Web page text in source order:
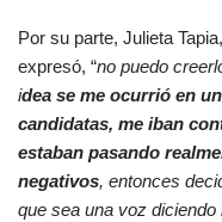
Por su parte, Julieta
expresó, “no puedo
idea se me ocurrió en
candidatas, me iban
estaban pasando
negativos, entonces
que sea una voz